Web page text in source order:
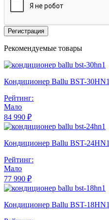
Регистрация
Рекомендуемые товары
Кондиционер Ballu BST-30HN1
Рейтинг:
Мало
84 990 ₽
Кондиционер Ballu BST-24HN1
Рейтинг:
Мало
77 990 ₽
Кондиционер Ballu BST-18HN1